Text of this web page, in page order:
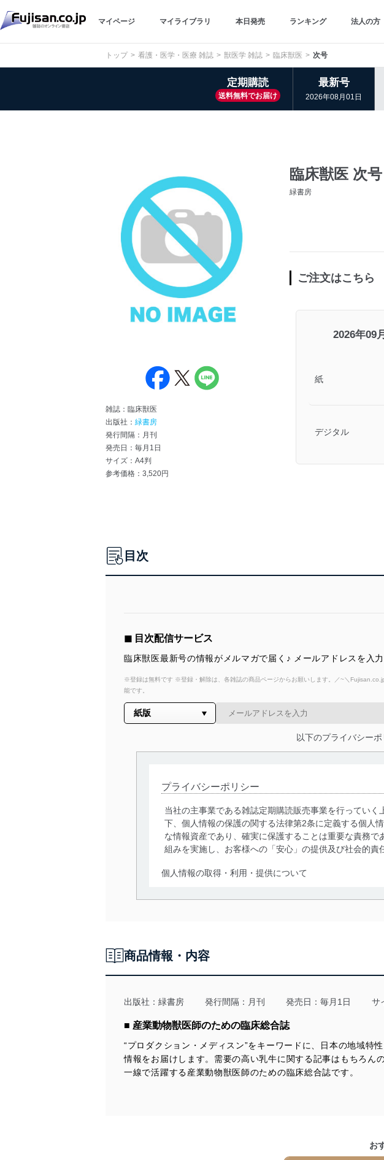
マイページ マイライブラリ 本日発売 ランキング 法人の方
トップ 看護・医学・医療 雑誌 獣医学 雑誌 臨床獣医 次号
定期購読
送料無料でお届け
最新号
2026年08月01日
雑誌：臨床獣医
出版社： 緑書房
発行間隔：月刊
発売日：毎月1日
サイズ：A4判
参考価格：3,520円
臨床獣医 次
緑書房
ご注文はこちら
2026年09
紙
デジタル
目次
◼︎ 目次配信サービス
臨床獣医最新号の情報がメルマガで届く♪ メールアドレスを入
※登録は無料です ※登録・解除は、各雑誌の商品ページからお願いします。／~＼
能です。
以下のプライバシー
プライバシーポリシー
当社の主事業である雑誌定期購読販売事業を行ってい
下、個人情報の保護の関する法律第2条に定義する個人
な情報資産であり、確実に保護することは重要な責務
組みを実施し、お客様への「安心」の提供及び社会的責
個人情報の取得・利用・提供について
当社は、個人情報の取得・利用・提供に際して、その
法令遵守
令及びその他の規範を常に適合させます。
個人情報の安全管理措置
当社は、個人情報の正確性及び安全性を確保するため
漏えい、滅失またはき損の防止及び是正に努めます。
アクセス制御
機器に標準装備されているユーザー制御機能（ユ
システムを使用する従業者を識別・認証していま
商品情報・内容
出版社： 緑書房 発行間隔：月刊 発売日：毎月1日 サ
■ 産業動物獣医師のための臨床総合誌
“プロダクション・メディスン”をキーワードに、日本の地域特
情報をお届けします。需要の高い乳牛に関する記事はもちろん
一線で活躍する産業動物獣医師のための臨床総合誌です。
お